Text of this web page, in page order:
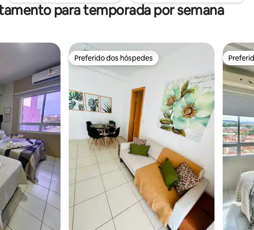
para temporada por semana
Preferido dos hóspedes
Preferido dos hóspedes